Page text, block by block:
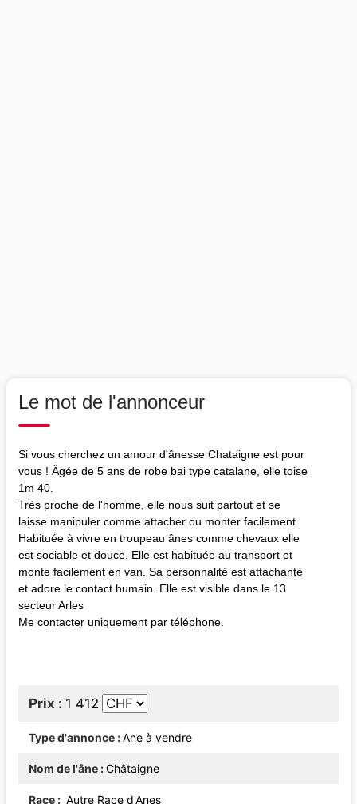
Le mot de l'annonceur
Si vous cherchez un amour d'ânesse Chataigne est pour
vous ! Âgée de 5 ans de robe bai type catalane, elle toise
1m 40.
Très proche de l'homme, elle nous suit partout et se
laisse manipuler comme attacher ou monter facilement.
Habituée à vivre en troupeau ânes comme chevaux elle
est sociable et douce. Elle est habituée au transport et
monte facilement en van. Sa personnalité est attachante
et adore le contact humain. Elle est visible dans le 13
secteur Arles
Me contacter uniquement par téléphone.
Prix 1 412
Type d'annonce Ane à vendre
Nom de l'âne Châtaigne
Race Autre Race d'Anes